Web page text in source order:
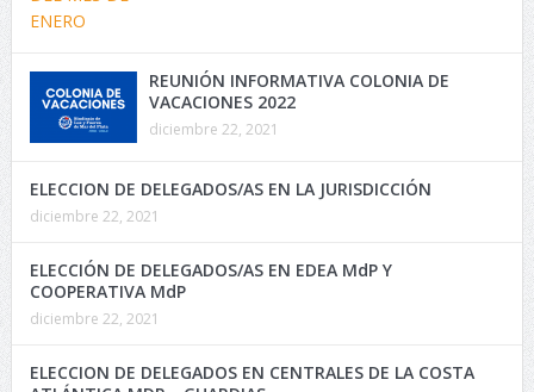
REUNIÓN INFORMATIVA COLONIA DE
VACACIONES 2022
diciembre 22, 2021
ELECCION DE DELEGADOS/AS EN LA JURISDICCIÓN
diciembre 22, 2021
ELECCIÓN DE DELEGADOS/AS EN EDEA MdP Y
COOPERATIVA MdP
diciembre 22, 2021
ELECCION DE DELEGADOS EN CENTRALES DE LA COSTA